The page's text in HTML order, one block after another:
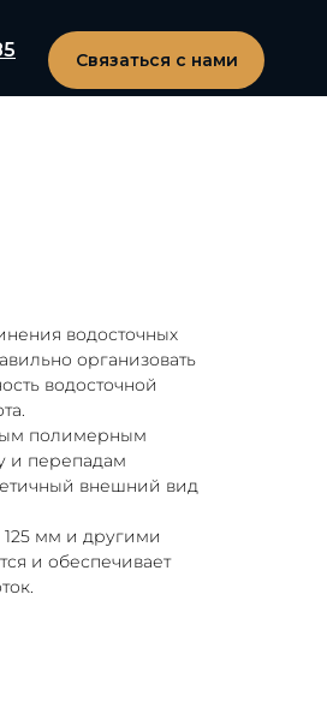
Связаться с нами
водосточных
организовать
водосточной
полимерным
и перепадам
внешний вид
мм и другими
и обеспечивает